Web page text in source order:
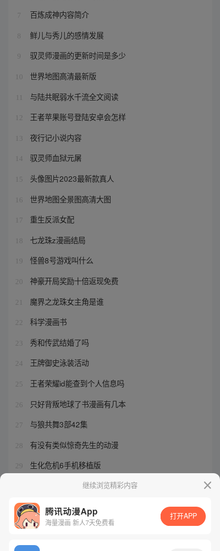
7 百炼成神内容简介
8 鲜儿与秀儿的感情发展
9 驭灵师漫画的更新时间是多少
10 世界地图高清最新版
与陆共眠弱水千流全文阅读
12 王者苹果账号登陆安卓会怎样
13 夜行记小说内容
14 驭灵师血狱元屠
15 头像图片2023最新款真人
16 世界地图全景图高清大图
17 重生反派女配
18 七龙珠z漫画结局
19 怪兽8号游戏叫什么
20 神豪开局奖励十倍返现免费
21 魔界之龙珠女主角是谁
22 科学漫画书
23 秀和传武结婚了吗
24 王牌御史泳装活动
25 王者荣耀id能查到个人信息吗
26 只好背叛地球了书漫画有几本
27 与狼共舞3部42集
28 有没有类似惊奇先生的动漫
29 生化危机6手机移植版
继续浏览精彩内容
腾讯动漫App
海量漫画 新人7天免费看
打开APP